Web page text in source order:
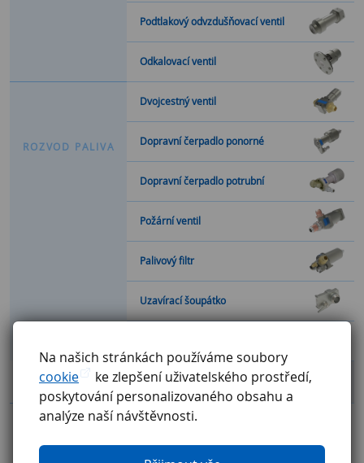
Na našich stránkách používáme soubory
cookie
ke zlepšení uživatelského prostředí,
poskytování personalizovaného obsahu a
analýze naší návštěvnosti.
Podtlakový odvzdušňovací ventil
Odkalovací ventil
ROZVOD PALIVA
Dvojcestný ventil
Dopravní čerpadlo ponorné
Dopravní čerpadlo potrubní
Požární ventil
Palivový filtr
Uzavírací šoupátko
Celkový přehled